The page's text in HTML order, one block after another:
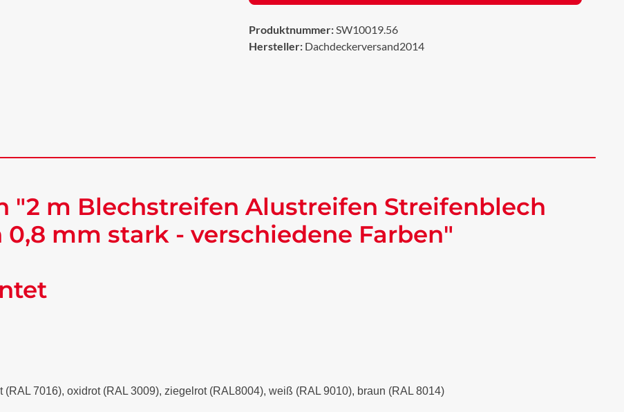
Produktnummer:SW10019.56
Hersteller: Dachdeckerversand2014
m Blechstreifen Alustreifen Streifenblech
mm stark - verschiedene Farben"
7016), oxidrot (RAL 3009), ziegelrot (RAL8004), weiß (RAL 9010), braun (RAL 8014)